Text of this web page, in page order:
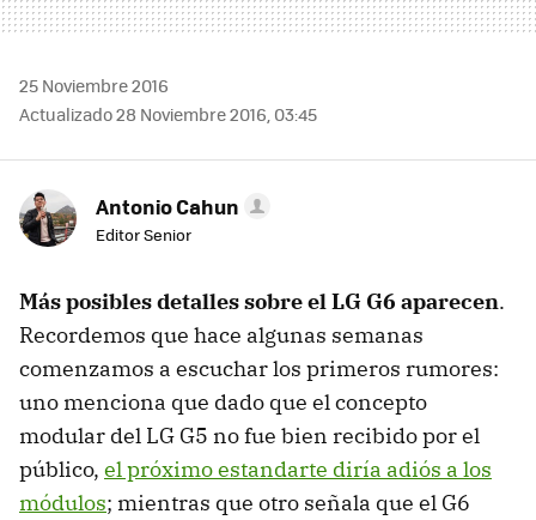
25 Noviembre 2016
Actualizado 28 Noviembre 2016, 03:45
Antonio Cahun
Editor Senior
Más posibles detalles sobre el LG G6 aparecen.
Recordemos que hace algunas semanas
comenzamos a escuchar los primeros rumores:
uno menciona que dado que el concepto
modular del LG G5 no fue bien recibido por el
público, el próximo estandarte diría adiós a los
módulos; mientras que otro señala que el G6